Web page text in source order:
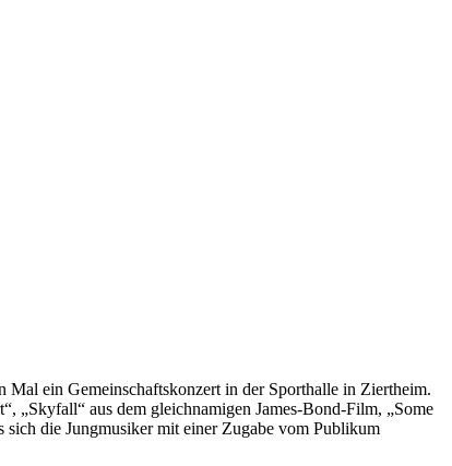
Mal ein Gemeinschaftskonzert in der Sporthalle in Ziertheim.
„Skyfall“ aus dem gleichnamigen James-Bond-Film, „Some
sich die Jungmusiker mit einer Zugabe vom Publikum